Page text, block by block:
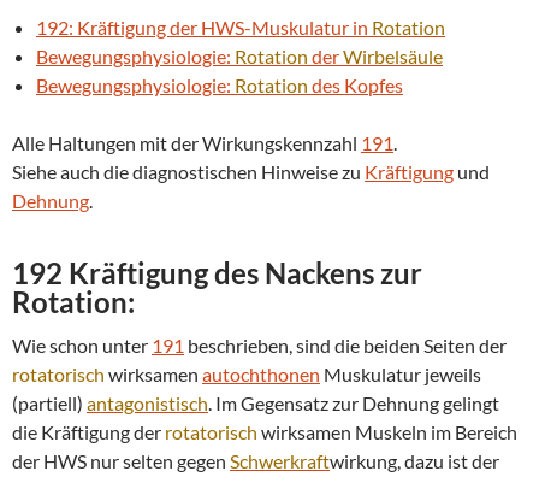
192: Kräftigung der HWS-Muskulatur in Rotation
Bewegungsphysiologie: Rotation derWirbelsäule
Bewegungsphysiologie: Rotation des Kopfes
Alle Haltungen mit der Wirkungskennzahl 191.
Siehe auch die diagnostischen Hinweise zu Kräftigung und
Dehnung.
192 Kräftigung des Nackens zur
Rotation:
Wie schon unter 191 beschrieben, sind die beiden Seiten der
rotatorisch wirksamen autochthonen Muskulatur jeweils
(partiell) antagonistisch. Im Gegensatz zur Dehnung gelingt
die Kräftigung der rotatorisch wirksamen Muskeln im Bereich
der HWS nur selten gegen Schwerkraftwirkung, dazu ist der